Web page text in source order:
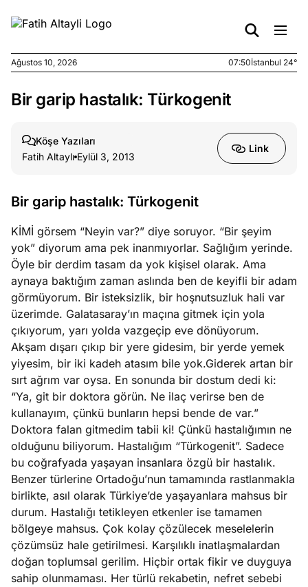
Ağustos
kirli
6, 2026
yasalar
Ağustos
5, 2026
stok
caiz
Köşe
Yazıları
Spor
Yazıları
Yazıları
Ağustos 10, 2026 07:50İstanbul 24°
Bir garip hastalık: Türkogenit
Köşe Yazıları
Fatih Altaylı Eylül 3, 2013
Link
Bir garip hastalık: Türkogenit
KİMİ görsem “Neyin var?” diye soruyor. “Bir şeyim
yok” diyorum ama pek inanmıyorlar. Sağlığım yerinde.
Öyle bir derdim tasam da yok kişisel olarak. Ama
aynaya baktığım zaman aslında ben de keyifli bir adam
görmüyorum. Bir isteksizlik, bir hoşnutsuzluk hali var
üzerimde. Galatasaray’ın maçına gitmek için yola
çıkıyorum, yarı yolda vazgeçip eve dönüyorum.
Akşam dışarı çıkıp bir yere gidesim, bir yerde yemek
yiyesim, bir iki kadeh atasım bile yok.Giderek artan bir
sırt ağrım var oysa. En sonunda bir dostum dedi ki:
“Ya, git bir doktora görün. Ne ilaç verirse ben de
kullanayım, çünkü bunların hepsi bende de var.”
Doktora falan gitmedim tabii ki! Çünkü hastalığımın ne
olduğunu biliyorum. Hastalığım “Türkogenit”. Sadece
bu coğrafyada yaşayan insanlara özgü bir hastalık.
Benzer türlerine Ortadoğu’nun tamamında rastlanmakla
birlikte, asıl olarak Türkiye’de yaşayanlara mahsus bir
durum. Hastalığı tetikleyen etkenler ise tamamen
bölgeye mahsus. Çok kolay çözülecek meselelerin
çözümsüz hale getirilmesi. Karşılıklı inatlaşmalardan
doğan toplumsal gerilim. Hiçbir ortak fikir ve duyguya
sahip olunmaması. Her türlü rekabetin, nefret sebebi